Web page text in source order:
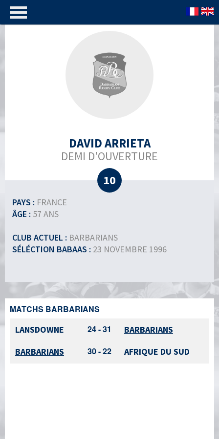
DAVID ARRIETA
DEMI D'OUVERTURE
10
PAYS : FRANCE
ÂGE : 57 ANS
CLUB ACTUEL : BARBARIANS
SÉLÉCTION BABAAS : 23 NOVEMBRE 1996
MATCHS BARBARIANS
LANSDOWNE
24 - 31
BARBARIANS
BARBARIANS
30 - 22 AFRIQUE DU SUD